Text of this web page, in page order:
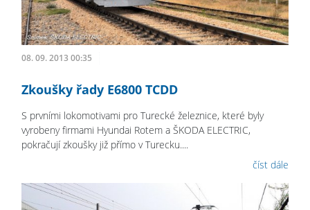
08. 09. 2013 00:35
Zkoušky řady E6800 TCDD
S prvními lokomotivami pro Turecké železnice, které byly
vyrobeny firmami Hyundai Rotem a ŠKODA ELECTRIC,
pokračují zkoušky již přímo v Turecku....
číst dále